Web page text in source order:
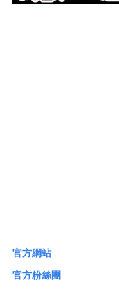
官方網站
官方粉絲團